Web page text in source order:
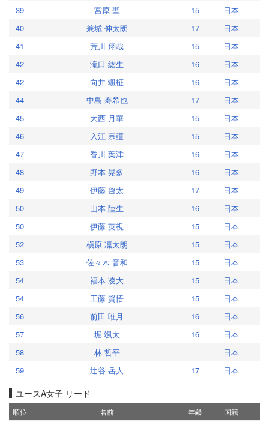
39 宮原 聖 15
日本
40
兼城 伸太朗 17
日本
41
荒川 翔哉 15
日本
42
滝口 紘生 16
日本
42
向井 颯柾 16
日本
44
中島 寿希也 17
日本
45
大西 月華 15
日本
46
入江 宗護 15
日本
47
香川 葉津 16
日本
48
野本 晃多 16
日本
49
伊藤 啓太 17
日本
50
山本 陸生 16
日本
50
伊藤 英視 15
日本
52
槇原 凜太朗 15
日本
53
佐々木 音和 15
日本
54
福本 凌大 15
日本
54
工藤 賢悟 15
日本
56
前田 唯月 16
日本
57
堀 颯太 16
日本
58
林 哲平
日本
59
辻谷 岳人 17 日本
ユースA女子 リード
順位 名前 年齢 国籍